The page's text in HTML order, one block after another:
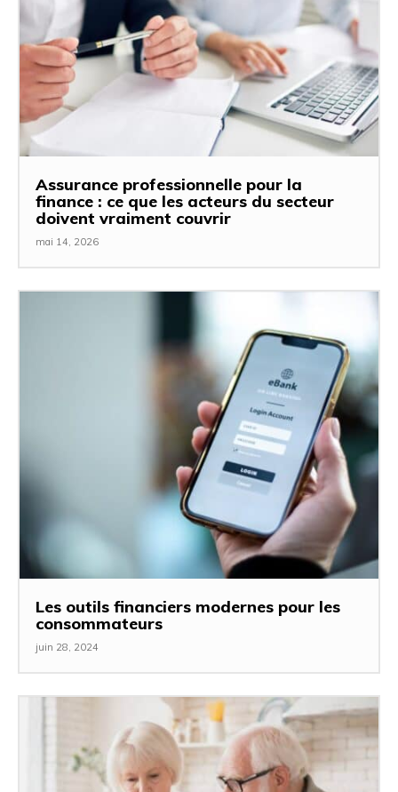
Assurance professionnelle pour la
finance : ce que les acteurs du secteur
doivent vraiment couvrir
mai 14, 2026
Les outils financiers modernes pour les
consommateurs
juin 28, 2024